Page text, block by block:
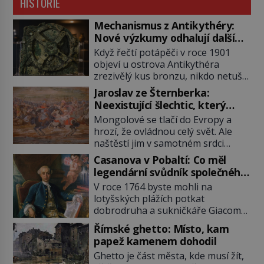
Mechanismus z Antikythéry:
Nové výzkumy odhalují další
překvapení o starověkém
počítači
Když řečtí potápěči v roce 1901
objeví u ostrova Antikythéra
zrezivělý kus bronzu, nikdo netuší,
že drží v rukou jeden z
nejúžasnějších vynálezů starověku.
Až moderní rentgenové tomografy
odhalí desítky ozubených kol
ukrytých uvnitř. Mechanismus z
Antikythéry je dnes považován za
nejstarší známý analogový počítač
na světě. Přesto ani po více než sto
letech výzkumu […]
Jaroslav ze Šternberka:
Neexistující šlechtic, který
z Moravy vyžene Mongoly
Mongolové se tlačí do Evropy a
hrozí, že ovládnou celý svět. Ale
naštěstí jim v samotném srdci
Evropy stojí v cestě malé, ale silné
království, které dokáže
dobyvatelské hordy zastavit. Co
nedokáže žádná z asijských říší, co
nedokážou Němci – to dokáže
český král. Nebo že by ne?
Mongolové od roku 1223 postupují
podél Kaspického a Azovského
moře, […]
Casanova v Pobaltí: Co měl
legendární svůdník společného
se svobodnými zednáři?
V roce 1764 byste mohli na
lotyšských plážích potkat
dobrodruha a sukničkáře Giacoma
Casanovu. Jeho cesta k Baltskému
moři však nebyla turistickým
výletem, ale ryze pracovní cestou
se zištnými úmysly. Jaký cíl
Římské ghetto: Místo, kam
papež kamenem dohodil
Ghetto je část města, kde musí žít,